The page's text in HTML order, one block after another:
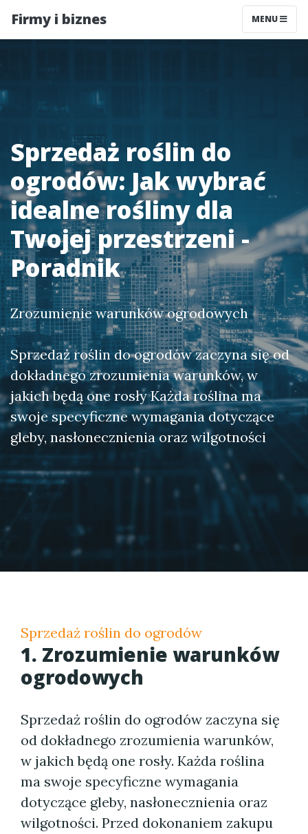
Firmy i biznes MENU
Sprzedaż roślin do
ogrodów: Jak wybrać
idealne rośliny dla
Twojej przestrzeni -
Poradnik
Zrozumienie warunków ogrodowych
Sprzedaż roślin do ogrodów zaczyna się od
dokładnego zrozumienia warunków, w
jakich będą one rosły Każda roślina ma
swoje specyficzne wymagania dotyczące
gleby, nasłonecznienia oraz wilgotności
Sprzedaż roślin do ogrodów
1. Zrozumienie warunków
ogrodowych
Sprzedaż roślin do ogrodów zaczyna się
od dokładnego zrozumienia warunków,
w jakich będą one rosły. Każda roślina
ma swoje specyficzne wymagania
dotyczące gleby, nasłonecznienia oraz
wilgotności. Przed dokonaniem zakupu